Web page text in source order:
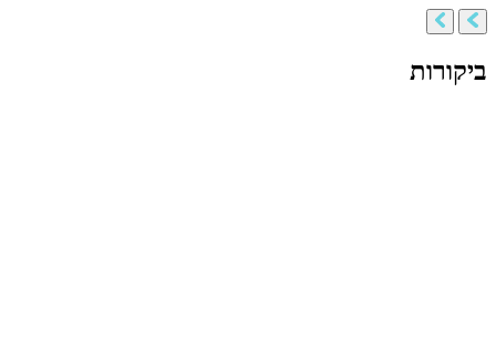
ביקורות